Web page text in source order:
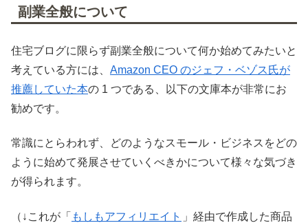
副業全般について
住宅ブログに限らず副業全般について何か始めてみたいと
考えている方には、 Amazon CEO のジェフ・ベゾス氏が
推薦していた本の 1 つである、以下の文庫本が非常にお
勧めです。
常識にとらわれず、どのようなスモール・ビジネスをどの
ように始めて発展させていくべきかについて様々な気づき
が得られます。
（↓これが「 もしもアフィリエイト
」経由で作成した商品